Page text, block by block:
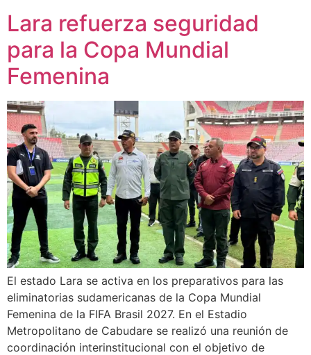
Lara refuerza seguridad
para la Copa Mundial
Femenina
El estado Lara se activa en los preparativos para las
eliminatorias sudamericanas de la Copa Mundial
Femenina de la FIFA Brasil 2027. En el Estadio
Metropolitano de Cabudare se realizó una reunión de
coordinación interinstitucional con el objetivo de